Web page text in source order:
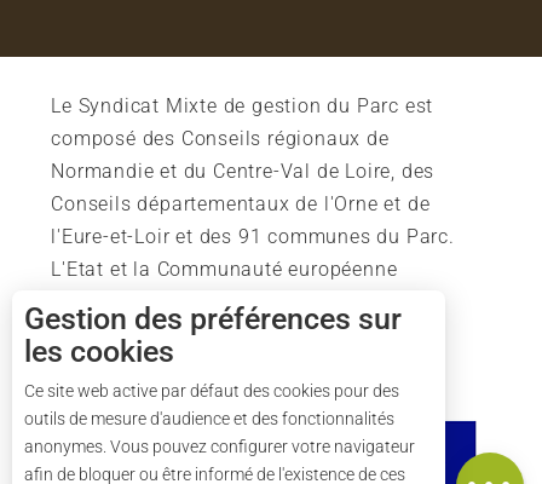
Tarifs
Carte
Le Syndicat Mixte de gestion du Parc est
composé des Conseils régionaux de
Normandie et du Centre-Val de Loire, des
Conseils départementaux de l'Orne et de
l'Eure-et-Loir et des 91 communes du Parc.
L'Etat et la Communauté européenne
soutiennent également l'action du Parc.
Gestion des préférences sur
les cookies
Ce site web active par défaut des cookies pour des
outils de mesure d'audience et des fonctionnalités
anonymes. Vous pouvez configurer votre navigateur
afin de bloquer ou être informé de l'existence de ces